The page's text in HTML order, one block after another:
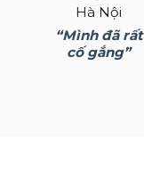
Hà Nội
“Mình đã rất
cố gắng”